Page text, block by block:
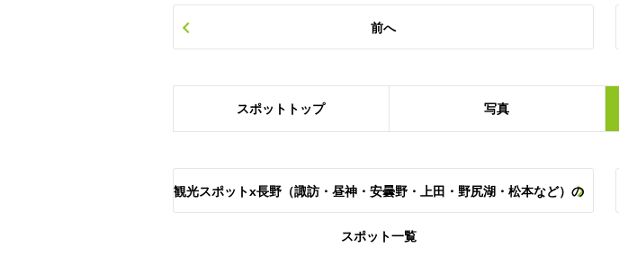
前へ
スポット トップ 写真
観光スポットx長野（諏訪・昼神・安曇野・上田・野尻湖・松本など）の
スポット一覧